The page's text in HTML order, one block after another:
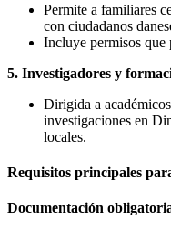
Permite a familiares
con ciudadanos
Incluye permisos que
5. Investigadores y
Dirigida a
investigaciones en
locales​.
Requisitos principales
Documentación